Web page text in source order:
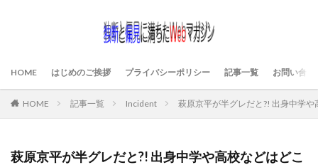
HOME はじめのご挨拶 プライバシーポリシー 記事一覧 お問い合わ
HOME 記事一覧 Incident 萩原京平が半グレだと?! 出身中学や
萩原京平が半グレだと?! 出身中学や高校などはどこ